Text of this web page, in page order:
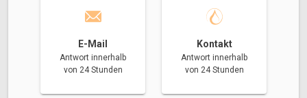
E-Mail
Antwort innerhalb
von 24 Stunden
Kontakt
Antwort innerhalb
von 24 Stunden